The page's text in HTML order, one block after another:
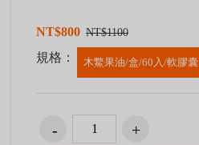
NT$800 NT$1100
規格： 木鱉果油/盒/60入/軟膠囊